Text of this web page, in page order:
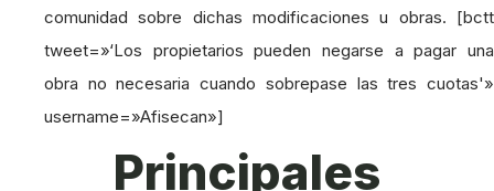
comunidad sobre dichas modificaciones u obras. [bctt
tweet=»‘Los propietarios pueden negarse a pagar una
obra no necesaria cuando sobrepase las tres cuotas'»
username=»Afisecan»]
Principales